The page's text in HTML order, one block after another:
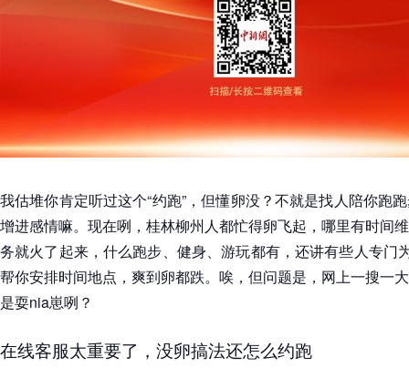
我估堆你肯定听过这个“约跑”，但懂卵没？不就是找人陪你跑
增进感情嘛。现在咧，桂林柳州人都忙得卵飞起，哪里有时间
务就火了起来，什么跑步、健身、游玩都有，还讲有些人专门
帮你安排时间地点，爽到卵都跌。唉，但问题是，网上一搜一
是耍nia崽咧？
在线客服太重要了，没卵搞法还怎么约跑